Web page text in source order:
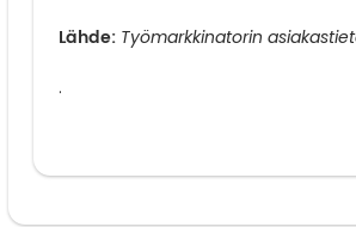
Lähde: Työmarkkinatorin
.